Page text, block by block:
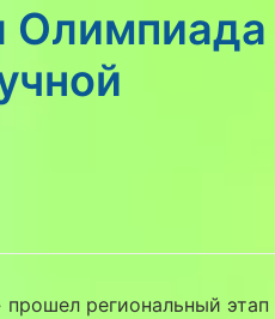
Олимпиада
региональный этап